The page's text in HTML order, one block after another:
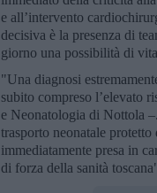
e all’intervento
decisiva è la presenza di
giorno una possibilità di
"Una diagnosi
subito compreso l’elevato
e Neonatologia di Nottola
trasporto neonatale
immediatamente presa in
di forza della sanità